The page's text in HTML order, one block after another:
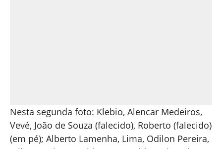
Nesta segunda foto: Klebio, Alencar Medeiros,
Vevé, João de Souza (falecido), Roberto (falecido)
(em pé); Alberto Lamenha, Lima, Odilon Pereira,